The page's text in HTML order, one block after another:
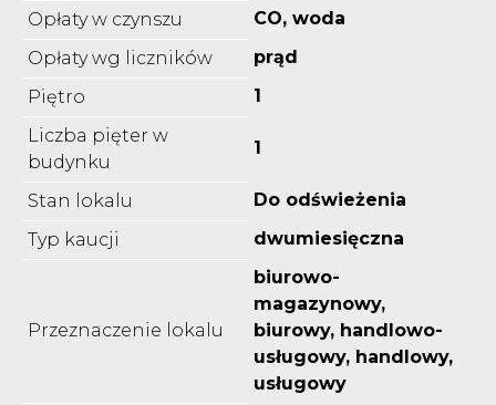
Opłaty w czynszu
CO, woda
Opłaty wg liczników
prąd
Piętro
1
Liczba pięter w
budynku
1
Stan lokalu
Do odświeżenia
Typ kaucji
dwumiesięczna
Przeznaczenie lokalu
biurowo-
magazynowy,
biurowy, handlowo-
usługowy, handlowy,
usługowy